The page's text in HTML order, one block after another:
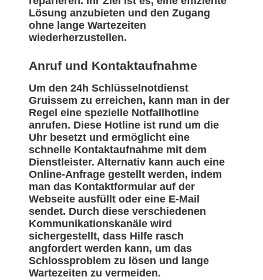
Lösung anzubieten und den Zugang
ohne lange Wartezeiten
wiederherzustellen.
Anruf und Kontaktaufnahme
Um den 24h Schlüsselnotdienst
Gruissem zu erreichen, kann man in der
Regel eine spezielle Notfallhotline
anrufen. Diese Hotline ist rund um die
Uhr besetzt und ermöglicht eine
schnelle Kontaktaufnahme mit dem
Dienstleister. Alternativ kann auch eine
Online-Anfrage gestellt werden, indem
man das Kontaktformular auf der
Webseite ausfüllt oder eine E-Mail
sendet. Durch diese verschiedenen
Kommunikationskanäle wird
sichergestellt, dass Hilfe rasch
angfordert werden kann, um das
Schlossproblem zu lösen und lange
Wartezeiten zu vermeiden.